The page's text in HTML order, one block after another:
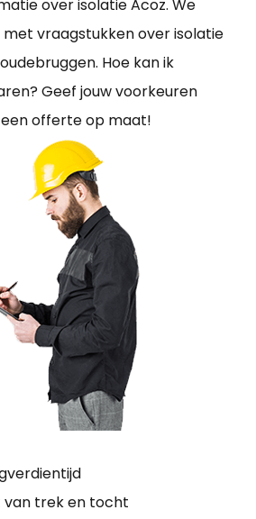
over isolatie Acoz. We
met vraagstukken over isolatie
Hoe kan ik
Geef jouw voorkeuren
offerte op maat!
van trek en tocht